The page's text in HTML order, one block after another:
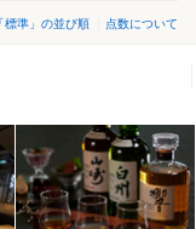
「標準」の並び順 点数について